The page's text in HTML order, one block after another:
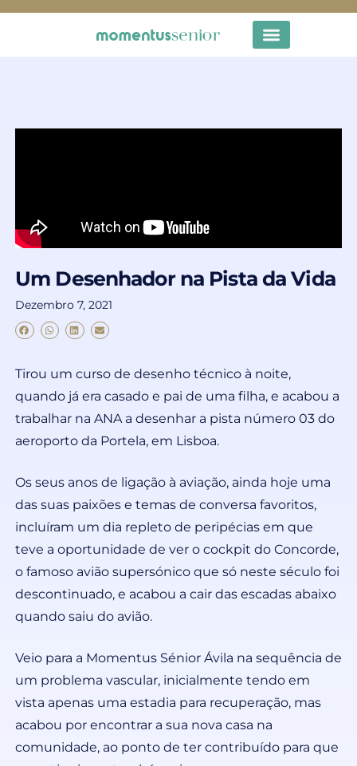
Um Desenhador na Pista da Vida
Dezembro 7, 2021
Tirou um curso de desenho técnico à noite,
quando já era casado e pai de uma filha, e acabou a
trabalhar na ANA a desenhar a pista número 03 do
aeroporto da Portela, em Lisboa.
Os seus anos de ligação à aviação, ainda hoje uma
das suas paixões e temas de conversa favoritos,
incluíram um dia repleto de peripécias em que
teve a oportunidade de ver o cockpit do Concorde,
o famoso avião supersónico que só neste século foi
descontinuado, e acabou a cair das escadas abaixo
quando saiu do avião.
Veio para a Momentus Sénior Ávila na sequência de
um problema vascular, inicialmente tendo em
vista apenas uma estadia para recuperação, mas
acabou por encontrar a sua nova casa na
comunidade, ao ponto de ter contribuído para que